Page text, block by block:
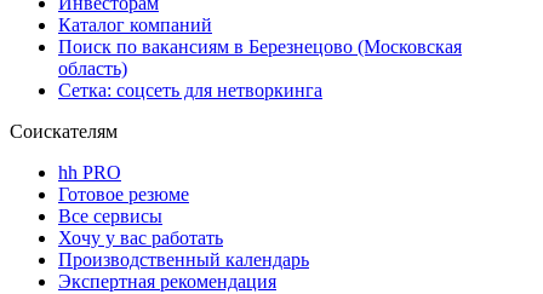
Каталог компаний
Поиск по вакансиям в Березнецово (Московская
область)
Сетка: соцсеть для нетворкинга
Соискателям
hh PRO
Готовое резюме
Все сервисы
Хочу у вас работать
Производственный календарь
Экспертная рекомендация